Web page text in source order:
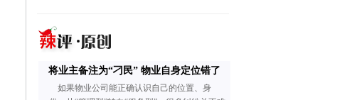
将业主备注为“刁民” 物业自身定位错了
如果物业公司能正确认识自己的位置、身